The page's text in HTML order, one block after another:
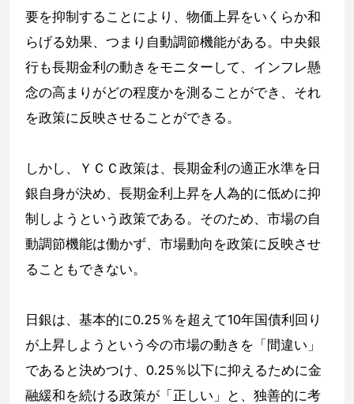
要を抑制することにより、物価上昇をいくらか和
らげる効果、つまり自動調節機能がある。中央銀
行も長期金利の動きをモニターして、インフレ懸
念の高まりがどの程度かを測ることができ、それ
を政策に反映させることができる。
しかし、ＹＣＣ政策は、長期金利の適正水準を日
銀自身が決め、長期金利上昇を人為的に低めに抑
制しようという政策である。そのため、市場の自
動調節機能は働かず、市場動向を政策に反映させ
ることもできない。
日銀は、基本的に0.25％を超えて10年国債利回り
が上昇しようという今の市場の動きを「間違い」
であると決めつけ、0.25％以下に抑えるために金
融緩和を続ける政策が「正しい」と、独善的に考